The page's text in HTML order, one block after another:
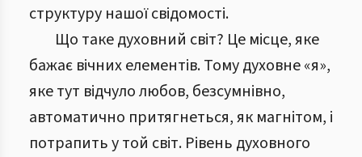
структуру нашої свідомості.
Що таке духовний світ? Це місце, яке
бажає вічних елементів. Тому духовне «я»,
яке тут відчуло любов, безсумнівно,
автоматично притягнеться, як магнітом, і
потрапить у той світ. Рівень духовного